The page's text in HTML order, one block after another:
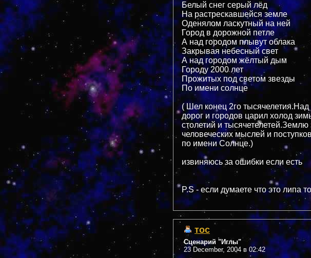
Белый снег серый лёд
На растрескавшейся земле
Оденялом ласкутный на ней
Город в дорожной петле
А над городом плывут облака
Закрывая небесный свет
А над городом жёлтый дым
Городу 2000 лет
Прожитых под светом звезды
По имени солнце
( Шел конец 2го
дорог и городов царил холод
столетий и
человеческих мыслей и
по имени Солнце.)
извиняюсь за ошибки если есть
P.S - если думаете что это липа
тос
Сценарий "Иглы"
23 December, 2004 в 02:42